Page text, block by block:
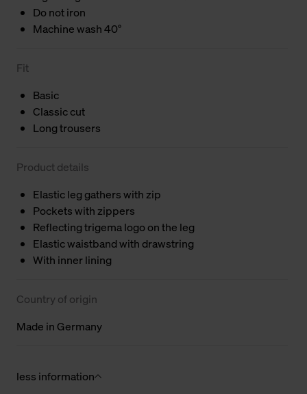
Do not iron
Machine wash 40°
Fit
Basic
Classic cut
Long trousers
Product details
Elastic leg gathers with zip
Pockets with zippers
Reflecting trigema logo on the leg
Elastic waistband with drawstring
With inner lining
Country of origin
Made in Germany
less information